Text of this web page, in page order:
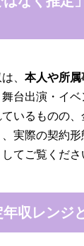
、 本人や所
舞台出演・イ
いるものの
、実際の契約
てご覧くださ
収レンジ